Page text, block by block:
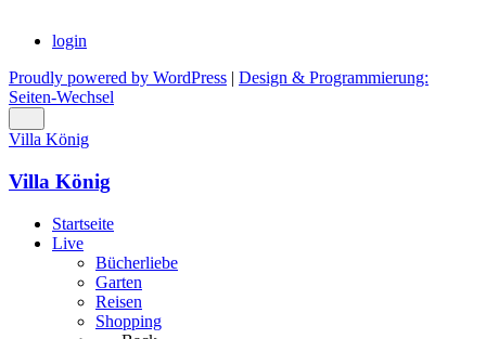
login
Proudly powered by WordPress
Design & Programmierung:
Seiten-Wechsel
Villa König
Villa König
Startseite
Live
Bücherliebe
Garten
Reisen
Shopping